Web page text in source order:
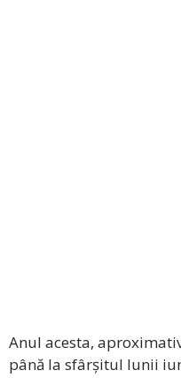
Anul acesta,
până la sfârșitul lunii